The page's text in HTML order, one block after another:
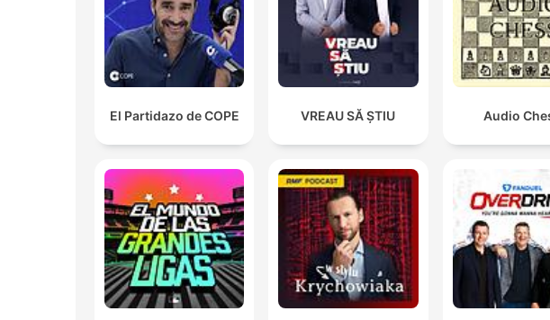
El Partidazo de COPE VREAU SĂ ȘTIU Audio